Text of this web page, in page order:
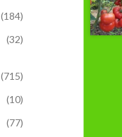
(184)
(32)
(715)
(10)
(77)